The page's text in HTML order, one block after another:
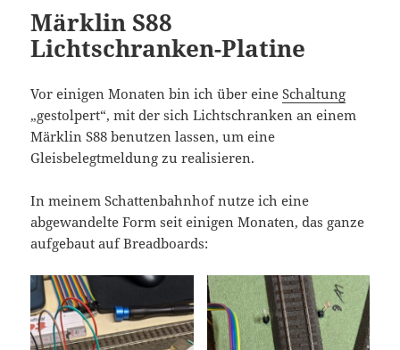
Märklin S88
Lichtschranken-Platine
Vor einigen Monaten bin ich über eineSchaltung
„gestolpert“, mit der sich Lichtschranken an einem
Märklin S88 benutzen lassen, um eine
Gleisbelegtmeldung zu realisieren.
In meinem Schattenbahnhof nutze ich eine
abgewandelte Form seit einigen Monaten, das ganze
aufgebaut auf Breadboards: